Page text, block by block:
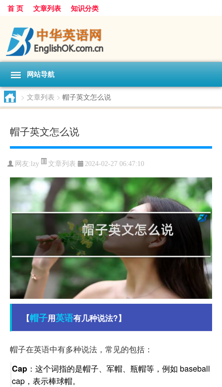
首 页 文章列表 知识分类
网站导航
> 文章列表 > 帽子英文怎么说
帽子英文怎么说
网友: lzy 文章列表 2024-02-27 06:47:10
【帽子用英语有几种说法?】
帽子在英语中有多种说法，常见的包括：
Cap ：这个词指的是帽子、军帽、瓶帽等，例如 baseball
cap，表示棒球帽。